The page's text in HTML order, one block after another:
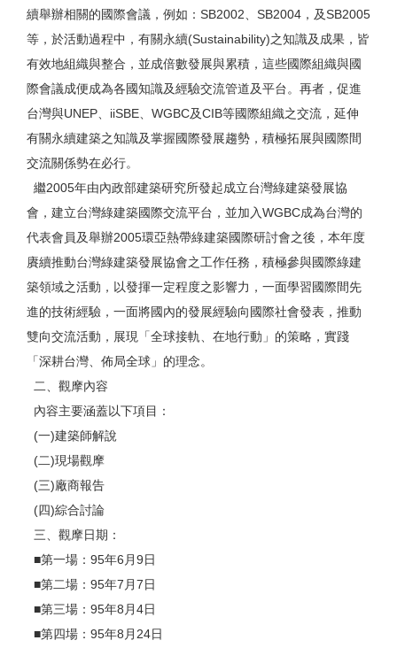
續舉辦相關的國際會議，例如：SB2002、SB2004，及SB2005
等，於活動過程中，有關永續(Sustainability)之知識及成果，皆
有效地組織與整合，並成倍數發展與累積，這些國際組織與國
際會議成便成為各國知識及經驗交流管道及平台。再者，促進
台灣與UNEP、iiSBE、WGBC及CIB等國際組織之交流，延伸
有關永續建築之知識及掌握國際發展趨勢，積極拓展與國際間
交流關係勢在必行。
繼2005年由內政部建築研究所發起成立台灣綠建築發展協
會，建立台灣綠建築國際交流平台，並加入WGBC成為台灣的
代表會員及舉辦2005環亞熱帶綠建築國際研討會之後，本年度
賡續推動台灣綠建築發展協會之工作任務，積極參與國際綠建
築領域之活動，以發揮一定程度之影響力，一面學習國際間先
進的技術經驗，一面將國內的發展經驗向國際社會發表，推動
雙向交流活動，展現「全球接軌、在地行動」的策略，實踐
「深耕台灣、佈局全球」的理念。
二、觀摩內容
內容主要涵蓋以下項目：
(一)建築師解說
(二)現場觀摩
(三)廠商報告
(四)綜合討論
三、觀摩日期：
■第一場：95年6月9日
■第二場：95年7月7日
■第三場：95年8月4日
■第四場：95年8月24日